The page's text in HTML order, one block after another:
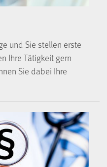
und Sie stellen erste
Ihre Tätigkeit gern
Sie dabei Ihre